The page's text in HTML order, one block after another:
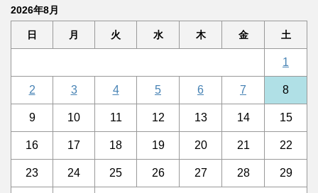
2026年8月
日 月 火 水 木 金 土
1
2 3 4 5 6 7 8
9 10 11 12 13 14 15
16 17 18 19 20 21 22
23 24 25 26 27 28 29